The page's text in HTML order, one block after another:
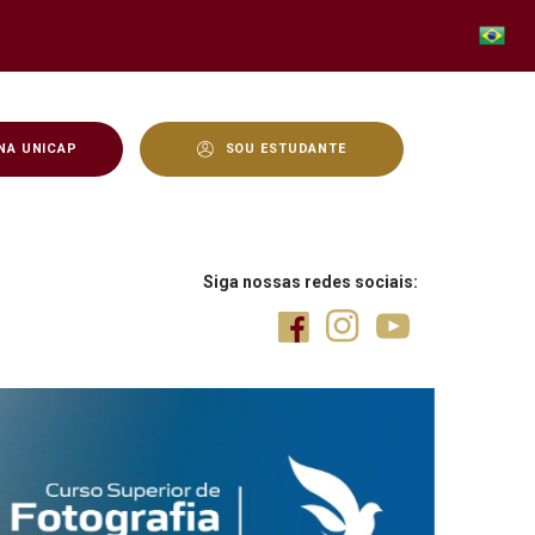
UNICAP SOU ESTUDANTE
Siga nossas redes sociais: